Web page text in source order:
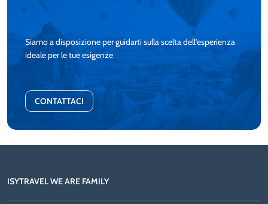
Siamo a disposizione per guidarti sulla scelta dell'esperienza
ideale per le tue esigenze
CONTATTACI
ISYTRAVEL WE ARE FAMILY